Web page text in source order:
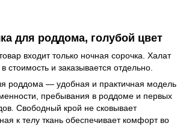
для роддома, голубой цвет
входит только ночная сорочка. Халат
стоимость и заказывается отдельно.
роддома — удобная и практичная модель
пребывания в роддоме и первых
Свободный крой не сковывает
к телу ткань обеспечивает комфорт во